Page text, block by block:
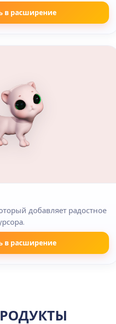
в расширение
добавляет радостное
в расширение